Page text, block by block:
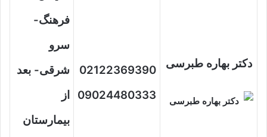
دکتر بهاره طبرسی
02122369390
09024480333
فرهنگ-
سرو
شرقی- بعد
از
بیمارستان